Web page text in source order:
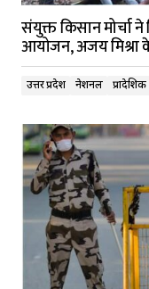
संयुक्त किसान मोर्चा
आयोजन, अजय मिश्रा
उत्तर प्रदेश नेशनल प्रादेशिक